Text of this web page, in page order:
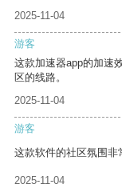
2025-11-04
游客
这款加速器app的加速
区的线路。
2025-11-04
游客
这款软件的社区氛围非
2025-11-04